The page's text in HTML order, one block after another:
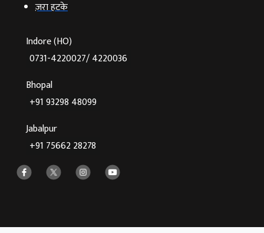
ज़रा हटके
Indore (HO)
0731-4220027/ 4220036
Bhopal
+91 93298 48099
Jabalpur
+91 75662 28278